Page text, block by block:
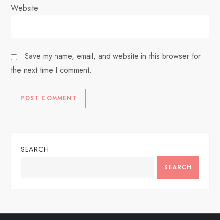
Website
Save my name, email, and website in this browser for
the next time I comment.
SEARCH
SEARCH